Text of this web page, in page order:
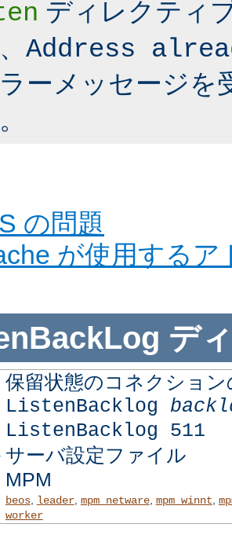
ディレクティ
Address
ーメッセージを
の問題
が使用する
デ
保留状態のコネクショ
ListenBacklog
ListenBacklog 511
サーバ設定ファイル
MPM
beos, leader, mpm_netware, mpm_winnt,
worker